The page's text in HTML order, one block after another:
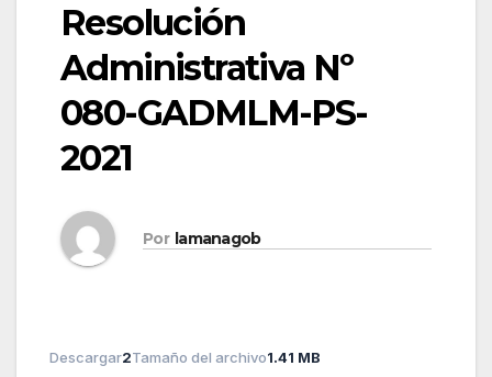
Resolución
Administrativa Nº
080-GADMLM-PS-
2021
Por lamanagob
Descargar2Tamaño del archivo1.41 MB